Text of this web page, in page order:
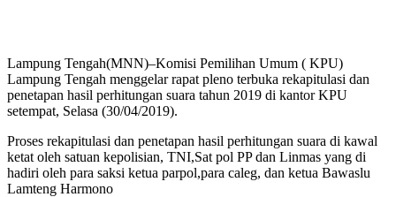
Lampung Tengah(MNN)–Komisi Pemilihan Umum ( KPU)
Lampung Tengah menggelar rapat pleno terbuka rekapitulasi dan
penetapan hasil perhitungan suara tahun 2019 di kantor KPU
setempat, Selasa (30/04/2019).
Proses rekapitulasi dan penetapan hasil perhitungan suara di kawal
ketat oleh satuan kepolisian, TNI,Sat pol PP dan Linmas yang di
hadiri oleh para saksi ketua parpol,para caleg, dan ketua Bawaslu
Lamteng Harmono